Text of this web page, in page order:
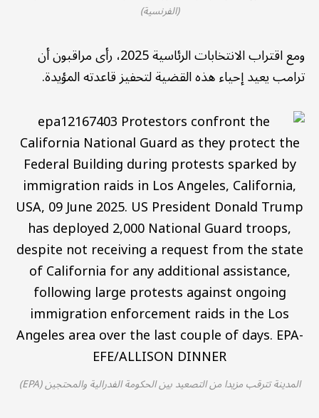
(الفرنسية)
ومع اقتراب الانتخابات الرئاسية 2025، رأى مراقبون أن
ترامب يعيد إحياء هذه القضية لتحفيز قاعدته المؤيدة.
المدينة تترقب مزيدا من التصعيد بين الحكومة الفدرالية والمحتجين (EPA)